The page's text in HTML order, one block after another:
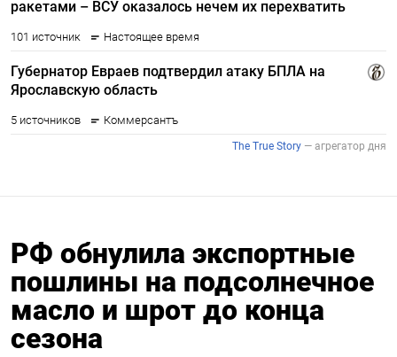
РФ обнулила экспортные
пошлины на подсолнечное
масло и шрот до конца
сезона